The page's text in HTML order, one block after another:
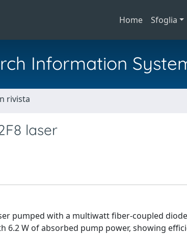
Home Sfoglia
Information
rivista
laser
pumped with a multiwatt fiber-coupled
6.2 W of absorbed pump power, showing